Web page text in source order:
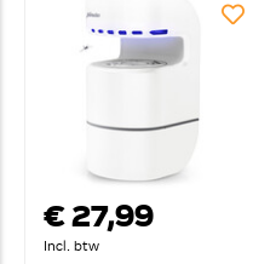
€ 27,99
Incl. btw